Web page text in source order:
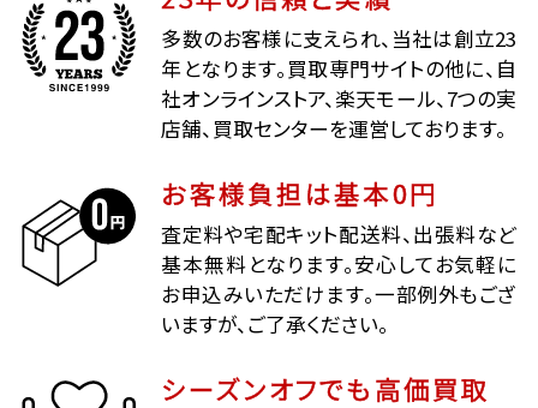
多数のお客様に支えられ、当社は創立23
年となります。買取専門サイトの他に、自
社オンラインストア、楽天モール、7つの実
店舗、買取センターを運営しております。
お客様負担は基本0円
査定料や宅配キット配送料、出張料など
基本無料となります。安心してお気軽に
お申込みいただけます。一部例外もござ
いますが、ご了承ください。
シーズンオフでも高価買取